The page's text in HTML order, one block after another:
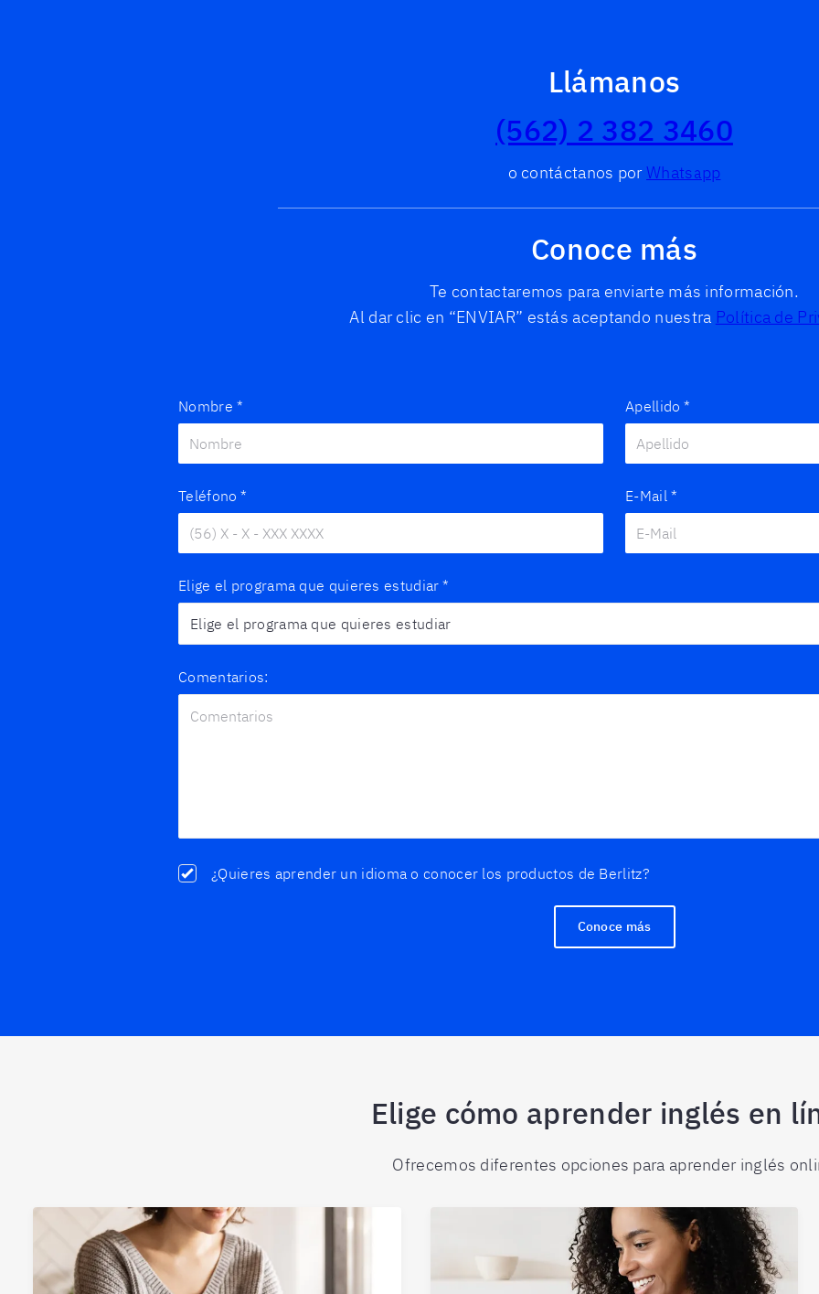
Llámanos
(562) 2 382 3460
o contáctanos porWhatsapp
Conoce más
Te contactaremos para enviarte más información.
Al dar clic en “ENVIAR” estás aceptando nuestra Política de
Nombre * Apellido *
Teléfono * E-Mail *
Elige el programa que quieres estudiar *
Comentarios:
¿Quieres aprender un idioma o conocer los productos de Berlitz?
Conoce más
Elige cómo aprender inglés en
Ofrecemos diferentes opciones para aprender inglés